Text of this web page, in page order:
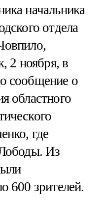
начальника
отдела
2 ноября, в
сообщение о
областного
где
Из
600 зрителей.